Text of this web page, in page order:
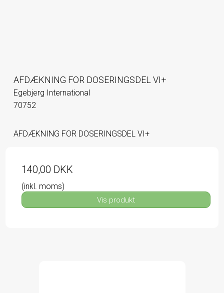
AFDÆKNING FOR DOSERINGSDEL VI+
Egebjerg International
70752
AFDÆKNING FOR DOSERINGSDEL VI+
140,00 DKK
(inkl. moms)
Vis produkt